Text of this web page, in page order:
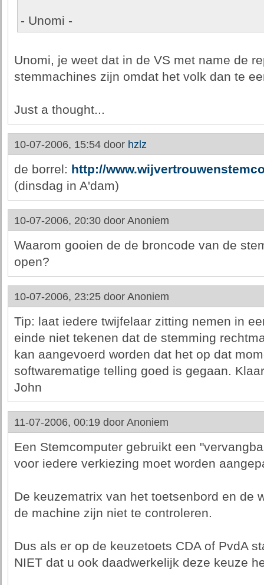
- Unomi -
Unomi, je weet dat in de VS met name de
stemmachines zijn omdat het volk dan te
Just a thought...
10-07-2006, 15:54 door hzlz
de borrel: http://
(dinsdag in A'dam)
10-07-2006, 20:30 door Anoniem
Waarom gooien de de broncode van de
open?
10-07-2006, 23:25 door Anoniem
Tip: laat iedere twijfelaar zitting nemen in
einde niet tekenen dat de stemming
kan aangevoerd worden dat het op dat
softwarematige telling goed is gegaan.
John
11-07-2006, 00:19 door Anoniem
Een Stemcomputer gebruikt een
voor iedere verkiezing moet worden
De keuzematrix van het toetsenbord en de
de machine zijn niet te controleren.
Dus als er op de keuzetoets CDA of PvdA
NIET dat u ook daadwerkelijk deze keuze